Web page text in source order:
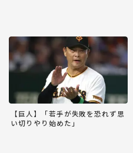
【巨人】「若手が失敗を恐れず思
い切りやり始めた」